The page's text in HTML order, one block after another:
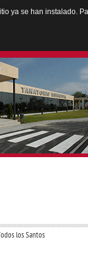
los Santos
ya se han instalado.